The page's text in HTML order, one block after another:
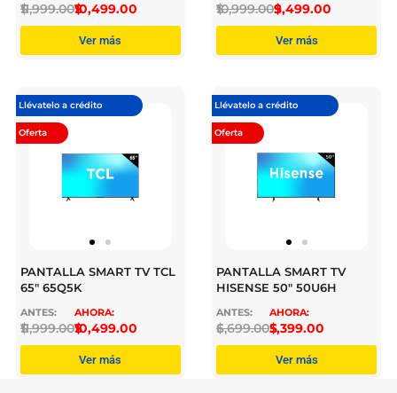
$
11,999.00$
10,499.00
Ver más
$
10,999.00$
9,499.00
Ver más
Llévatelo a crédito
Oferta
PANTALLA SMART TV TCL
65″ 65Q5K
$
11,999.00$
10,499.00
Ver más
Llévatelo a crédito
Oferta
PANTALLA SMART TV
HISENSE 50″ 50U6H
$
6,699.00$
5,399.00
Ver más